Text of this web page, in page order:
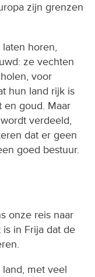
zijn grenzen
horen,
ze vechten
voor
hun land rijk is
en goud. Maar
verdeeld,
dat er geen
goed bestuur.
onze reis naar
in Frija dat de
met veel